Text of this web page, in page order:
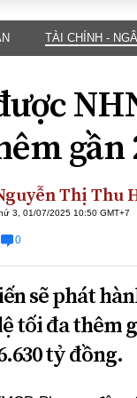
PHÁP
luật
Góc
Hồ sơ
Tiếng nói
An ninh
TÀI CHÍNH -
gần
Thị Thu
3, 01/07/2025 10:50 GMT+7
0
sẽ phát
tối đa thêm
tỷ đồng.